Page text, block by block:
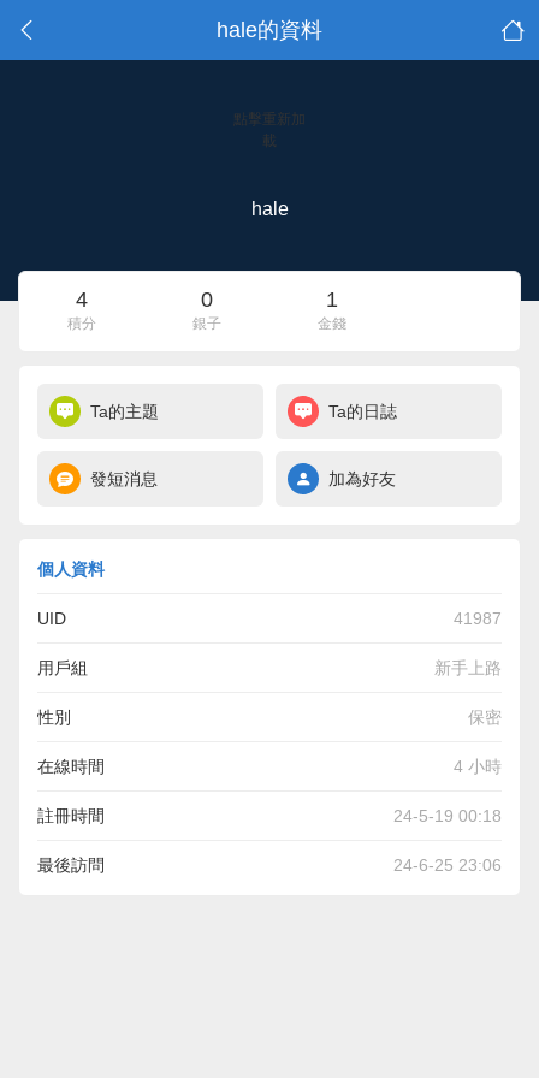
hale的資料
點擊重新加
載
hale
4
積分
0
銀子
1
金錢
Ta的主題 Ta的日誌
發短消息 加為好友
個人資料
UID 41987
用戶組 新手上路
性別 保密
在線時間 4 小時
註冊時間 24-5-19 00:18
最後訪問 24-6-25 23:06